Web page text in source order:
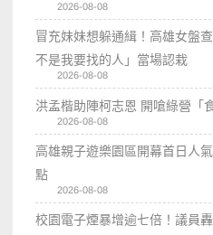
2026-08-08
冒充妹妹想躲通緝！高雄女盤
不是我要找的人」當場認栽
2026-08-08
洪孟楷助陣柯志恩 開嗆綠營「
2026-08-08
高雄親子遊樂園區開幕首日人
點
2026-08-08
校園電子煙暴增逾七倍！議員